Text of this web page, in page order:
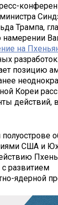
Трампа,
намерении
на
позицию
Кореи
действий,
США и
развитием
ядерной